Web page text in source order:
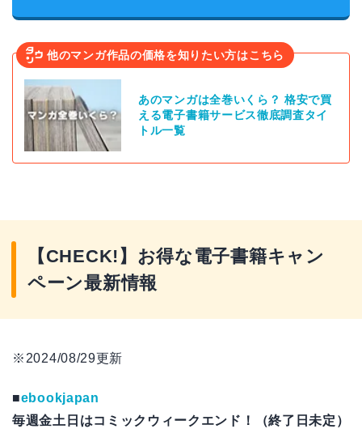
他のマンガ作品の価格を知りたい方はこちら
あのマンガは全巻いくら？ 格安で買
える電子書籍サービス徹底調査タイ
トル一覧
【CHECK!】お得な電子書籍キャン
ペーン最新情報
※2024/08/29更新
■ebookjapan
毎週金土日はコミックウィークエンド！（終了日未定）